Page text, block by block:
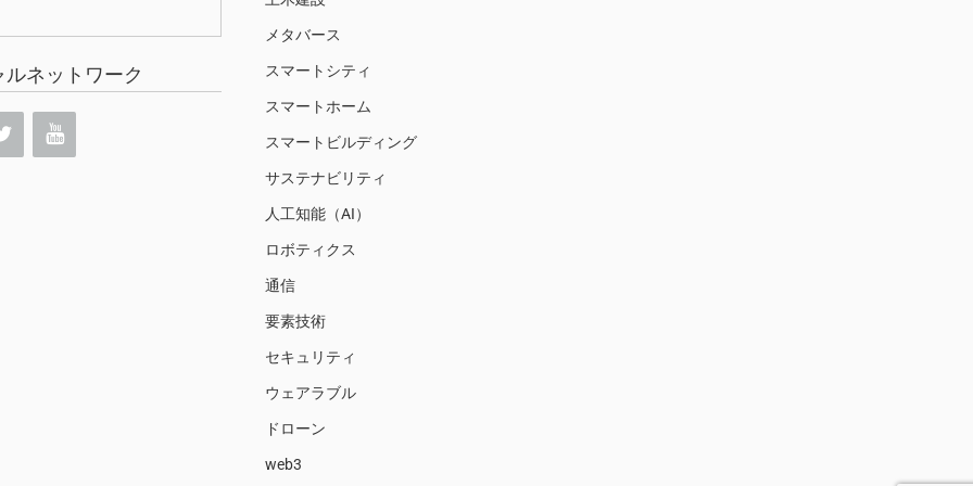
ルネットワーク
メタバース
スマートシティ
スマートホーム
スマートビルディング
サステナビリティ
人工知能（AI）
ロボティクス
通信
要素技術
セキュリティ
ウェアラブル
ドローン
web3